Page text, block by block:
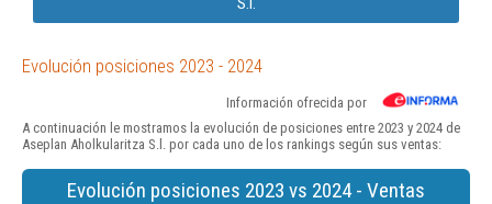
Evolución posiciones 2023 - 2024
Información ofrecida por
A continuación le mostramos la evolución de posiciones entre 2023 y 2024 de
Aseplan Aholkularitza S.l. por cada uno de los rankings según sus ventas:
Evolución posiciones 2023 vs 2024 - Ventas